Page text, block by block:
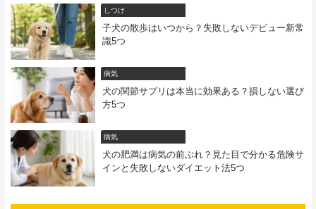
しつけ
子犬の散歩はいつから？失敗しないデビュー新常
識5つ
病気
犬の関節サプリは本当に効果ある？損しない選び
方5つ
病気
犬の肥満は病気の前ぶれ？見た目で分かる危険サ
インと失敗しないダイエット法5つ